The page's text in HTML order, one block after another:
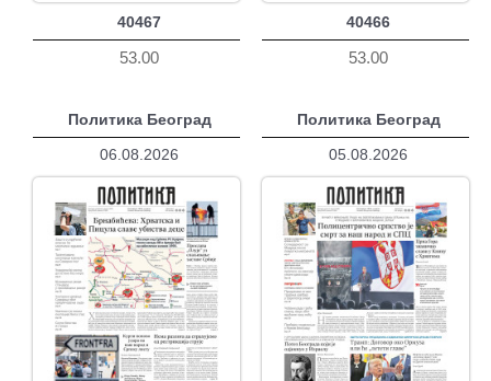
40467
53.00
40466
53.00
Политика Београд
06.08.2026
Политика Београд
05.08.2026